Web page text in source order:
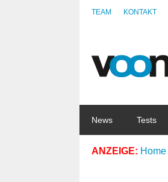
TEAM KONTAKT
News Tests
ANZEIGE: Home